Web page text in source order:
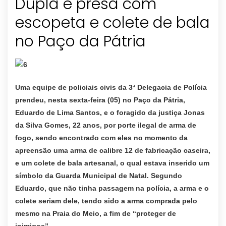
escopeta e colete de bala
no Paço da Pátria
Uma equipe de policiais civis da 3ª Delegacia de Polícia
prendeu, nesta sexta-feira (05) no Paço da Pátria,
Eduardo de Lima Santos, e o foragido da justiça Jonas
da Silva Gomes, 22 anos, por porte ilegal de arma de
fogo, sendo encontrado com eles no momento da
apreensão uma arma de calibre 12 de fabricação caseira,
e um colete de bala artesanal, o qual estava inserido um
símbolo da Guarda Municipal de Natal. Segundo
Eduardo, que não tinha passagem na polícia, a arma e o
colete seriam dele, tendo sido a arma comprada pelo
mesmo na Praia do Meio, a fim de “proteger de